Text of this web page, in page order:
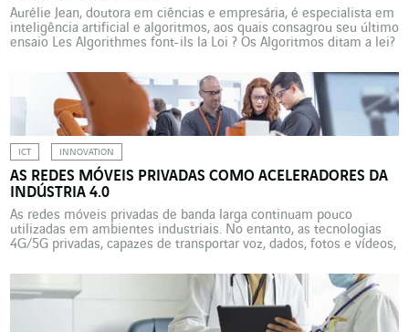
Aurélie Jean, doutora em ciências e empresária, é especialista em
inteligência artificial e algoritmos, aos quais consagrou seu último
ensaio Les Algorithmes font-ils la Loi ? Os Algoritmos ditam a lei?
a IA são um passo importante na transformação digital das
organizações. Por que […]
ICT INNOVATION
AS REDES MÓVEIS PRIVADAS COMO ACELERADORES DA
INDÚSTRIA 4.0
As redes móveis privadas de banda larga continuam pouco
utilizadas em ambientes industriais. No entanto, as tecnologias
4G/5G privadas, capazes de transportar voz, dados, fotos e vídeos,
e torná-las mais seguras. A linha de montagem final do Airbus
A380 (cuja produção foi interrompida) na fábrica […]